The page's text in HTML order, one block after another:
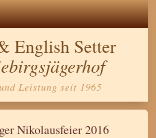
English Setter
Leistung seit 1965
Nikolausfeier 2016